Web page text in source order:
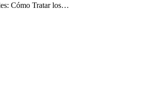
Cómo Tratar los…